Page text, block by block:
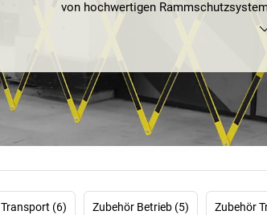
von hochwertigen
innovativen Spiegeln für die
maßgeschneiderte Lösungen, die
abgestimmt sind. Vertrauen Sie auf
Ihnen
Transport (6) Zubehör Betrieb (5) Zubehör